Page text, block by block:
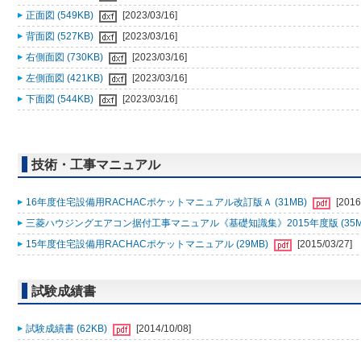
正面図 (549KB)
[2023/03/16]
背面図 (527KB)
[2023/03/16]
右側面図 (730KB)
[2023/03/16]
左側面図 (421KB)
[2023/03/16]
下面図 (544KB)
[2023/03/16]
技術・工事マニュアル
16年度住宅設備用RACHACポケットマニュアル改訂版Ａ (31MB)
三菱ハウジングエアコン据付工事マニュアル《基礎知識集》2015年度版
15年度住宅設備用RACHACポケットマニュアル (29MB)
[2015/03/27]
試験成績書
試験成績書 (62KB) [2014/10/08]